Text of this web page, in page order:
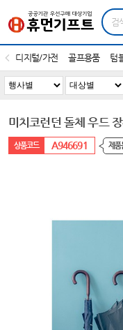
디지털/가전 골프용품 텀
미치코런던 돌체 우드
A946691 제품